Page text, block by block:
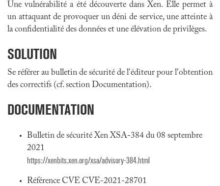
Une vulnérabilité a été découverte dans Xen. Elle permet à
un attaquant de provoquer un déni de service, une atteinte à
la confidentialité des données et une élévation de privilèges.
SOLUTION
Se référer au bulletin de sécurité de l'éditeur pour l'obtention
des correctifs (cf. section Documentation).
DOCUMENTATION
Bulletin de sécurité Xen XSA-384 du 08 septembre
2021
https://xenbits.xen.org/xsa/advisory-384.html
Référence CVE CVE-2021-28701